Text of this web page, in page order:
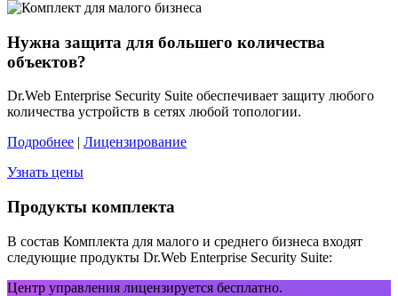
Нужна защита для большего количества
объектов?
Dr.Web Enterprise Security Suite обеспечивает защиту любого
количества устройств в сетях любой топологии.
Подробнее | Лицензирование
Узнать цены
Продукты комплекта
В состав Комплекта для малого и среднего бизнеса входят
следующие продукты Dr.Web Enterprise Security Suite:
Центр управления лицензируется бесплатно.